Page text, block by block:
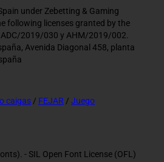
under Zebetting & Gaming
following licenses granted by the
2019/030 y AHM/2019/002.
Avenida Diagonal 458, planta
caigas / FEJAR / Juego
- SIL Open Font License (OFL)